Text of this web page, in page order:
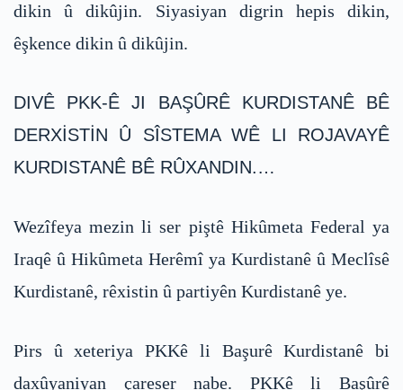
dikin û dikûjin. Siyasiyan digrin hepis dikin,
êşkence dikin û dikûjin.
DIVÊ PKK-Ê JI BAŞÛRÊ KURDISTANÊ BÊ
DERXİSTİN Û SÎSTEMA WÊ LI ROJAVAYÊ
KURDISTANÊ BÊ RÛXANDIN.…
Wezîfeya mezin li ser piştê Hikûmeta Federal ya
Iraqê û Hikûmeta Herêmî ya Kurdistanê û Meclîsê
Kurdistanê, rêxistin û partiyên Kurdistanê ye.
Pirs û xeteriya PKKê li Başurê Kurdistanê bi
daxûyaniyan çareser nabe. PKKê li Başûrê